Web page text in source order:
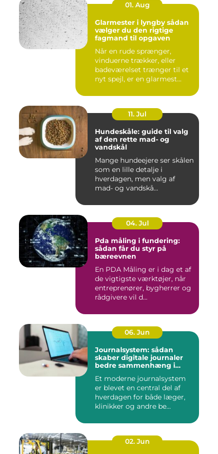
01. Aug
Glarmester i lyngby sådan
vælger du den rigtige
fagmand til opgaven
Når en rude sprænger,
vinduerne trækker, eller
badeværelset trænger til et
nyt spejl, er en glarmest...
11. Jul
Hundeskåle: guide til valg
af den rette mad- og
vandskål
Mange hundeejere ser skålen
som en lille detalje i
hverdagen, men valg af
mad- og vandskå...
04. Jul
Pda måling i fundering:
sådan får du styr på
bæreevnen
En PDA Måling er i dag et af
de vigtigste værktøjer, når
entreprenører, bygherrer og
rådgivere vil d...
06. Jun
Journalsystem: sådan
skaber digitale journaler
bedre sammenhæng i
Et moderne journalsystem
er blevet en central del af
hverdagen for både læger,
klinikker og andre be...
02. Jun